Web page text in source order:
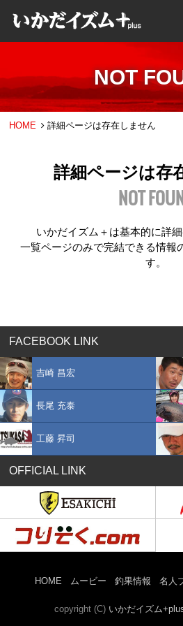
NOT
HOME 詳細ページは存在しません
詳細ページは存
NOT
いかだイズム＋は基本的に詳細
一覧ページのみで完結できる情報
す。
FACEBOOK LINK
吉崎 昌宏
長尾 充泰
工藤 昇司
OFFICIAL LINK
HOME ムービー 釣果情報 名人
copyright (C) いかだイズム